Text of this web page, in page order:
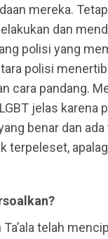
mereka.
dan
polisi yang
polisi
cara pandang.
jelas karena
benar dan
terpeleset,
telah